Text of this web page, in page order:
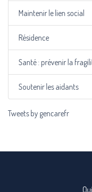
Maintenir le lien social
Résidence
Santé : prévenir la
Soutenir les aidants
Tweets by gencarefr